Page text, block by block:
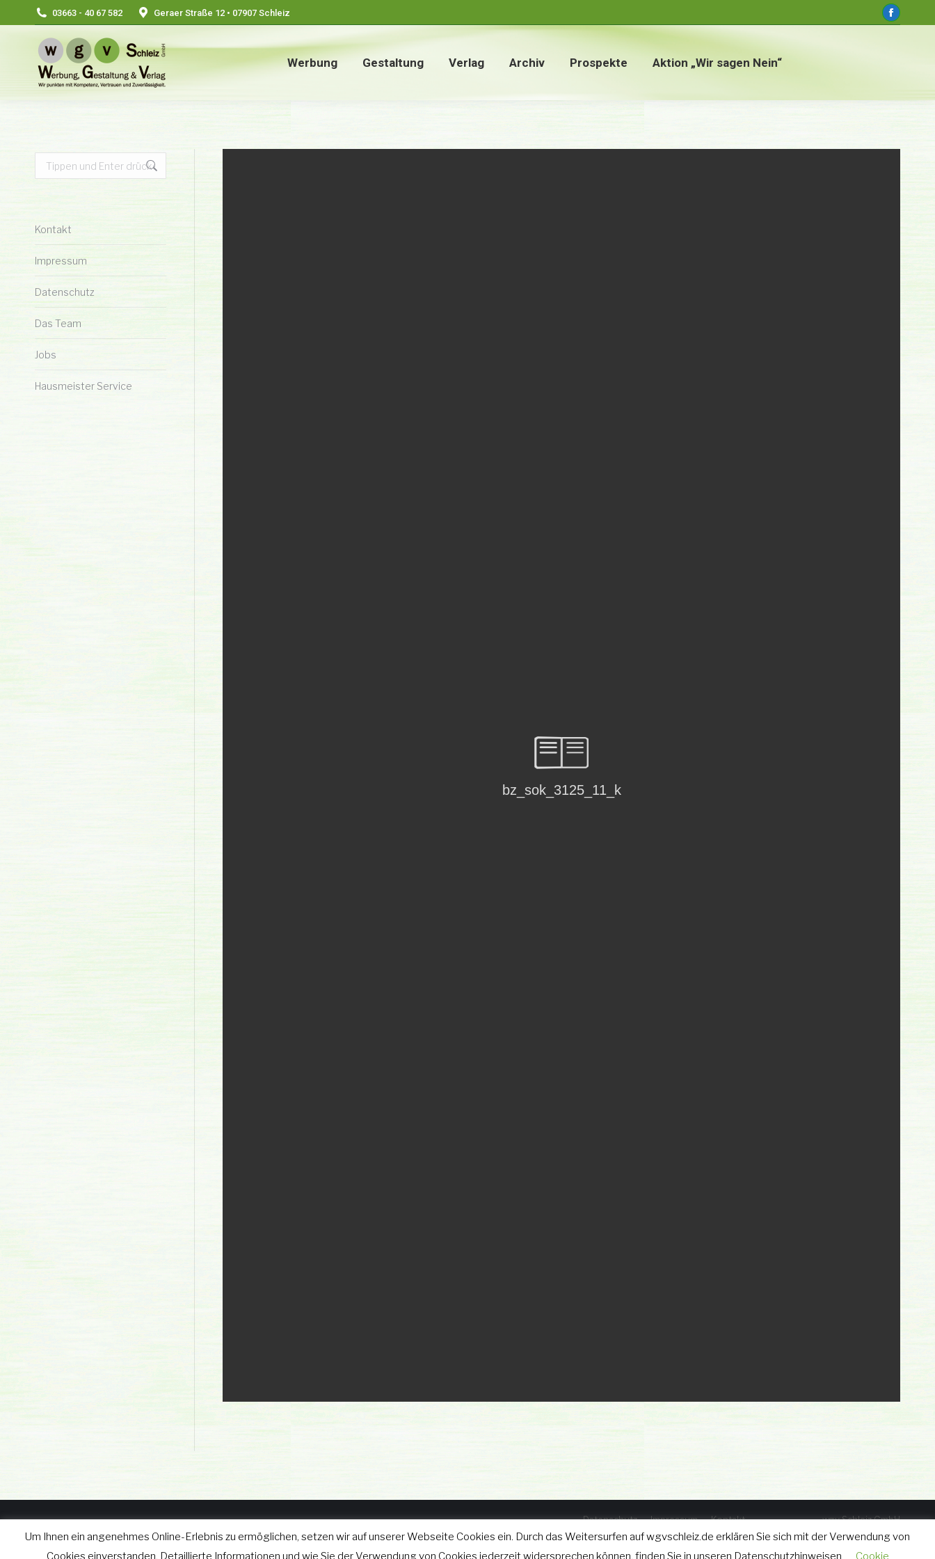
03663 - 40 67 582 Geraer Straße 12 • 07907 Schleiz
Werbung Gestaltung Verlag Archiv Prospekte Aktion „Wir sagen Nein“
Search:
Kontakt
Impressum
Datenschutz
Das Team
Jobs
Hausmeister Service
© wgv Schleiz GmbH 2019 - 2025
Datenschutz Impressum Kontakt
wgv Schleiz GmbH
Geraer Straße 12 • 07907 Schleiz
Tel.: 03663 - 40 67 582
Um Ihnen ein angenehmes Online-Erlebnis zu ermöglichen, setzen wir auf unserer Webseite Cookies ein. Durch das Weitersurfen auf wgvschleiz.de erklären Sie sich mit der Verwendung von
Cookies einverstanden. Detaillierte Informationen und wie Sie der Verwendung von Cookies jederzeit widersprechen können, finden Sie in unseren Datenschutzhinweisen
Cookie
window